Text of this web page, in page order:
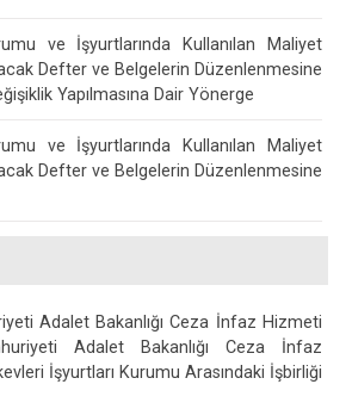
ve İşyurtlarında Kullanılan Maliyet
Defter ve Belgelerin Düzenlenmesine
Yapılmasına Dair Yönerge
ve İşyurtlarında Kullanılan Maliyet
Defter ve Belgelerin Düzenlenmesine
Adalet Bakanlığı Ceza İnfaz Hizmeti
Adalet Bakanlığı Ceza İnfaz
İşyurtları Kurumu Arasındaki İşbirliği